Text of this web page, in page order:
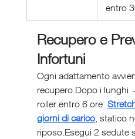
entro
Recupero e
Infortuni
Ogni adattamento
recupero.Dopo i lunghi
roller entro 6 ore.
giorni di carico, statico
riposo.Esegui 2 sedute